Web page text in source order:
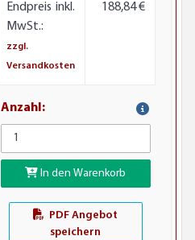
Endpreis inkl.
MwSt.:
zzgl.
Versandkosten
188,84 €
Anzahl:
In den Warenkorb
PDF Angebot
speichern